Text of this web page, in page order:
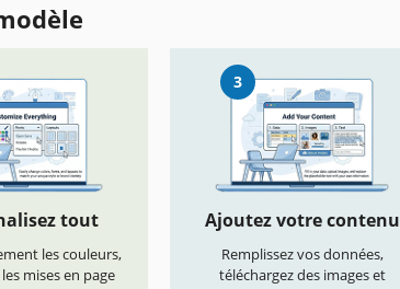
tout
les couleurs,
mises en page
3
Ajoutez votre contenu
Remplissez vos données,
téléchargez des images et